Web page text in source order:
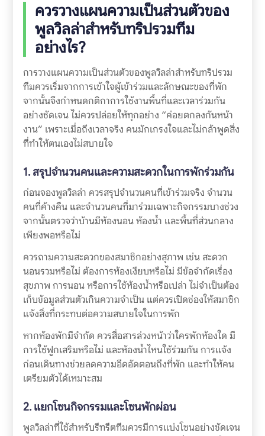
ควรวางแผนความเป็นส่วนตัวของ
พูลวิลล่าสำหรับทริปรวมทีม
อย่างไร?
การวางแผนความเป็นส่วนตัวของพูลวิลล่าสำหรับทริปรวม
ทีมควรเริ่มจากการเข้าใจผู้เข้าร่วมและลักษณะของที่พัก
จากนั้นจึงกำหนดกติกาการใช้งานพื้นที่และเวลาร่วมกัน
อย่างชัดเจน ไม่ควรปล่อยให้ทุกอย่าง “ค่อยตกลงกันหน้า
งาน” เพราะเมื่อถึงเวลาจริง คนมักเกรงใจและไม่กล้าพูดสิ่ง
ที่ทำให้ตนเองไม่สบายใจ
1. สรุปจำนวนคนและความสะดวกในการพักร่วมกัน
ก่อนจองพูลวิลล่า ควรสรุปจำนวนคนที่เข้าร่วมจริง จำนวน
คนที่ค้างคืน และจำนวนคนที่มาร่วมเฉพาะกิจกรรมบางช่วง
จากนั้นตรวจว่าบ้านมีห้องนอน ห้องน้ำ และพื้นที่ส่วนกลาง
เพียงพอหรือไม่
ควรถามความสะดวกของสมาชิกอย่างสุภาพ เช่น สะดวก
นอนรวมหรือไม่ ต้องการห้องเงียบหรือไม่ มีข้อจำกัดเรื่อง
สุขภาพ การนอน หรือการใช้ห้องน้ำหรือเปล่า ไม่จำเป็นต้อง
เก็บข้อมูลส่วนตัวเกินความจำเป็น แต่ควรเปิดช่องให้สมาชิก
แจ้งสิ่งที่กระทบต่อความสบายใจในการพัก
หากห้องพักมีจำกัด ควรสื่อสารล่วงหน้าว่าใครพักห้องใด มี
การใช้ฟูกเสริมหรือไม่ และห้องน้ำไหนใช้ร่วมกัน การแจ้ง
ก่อนเดินทางช่วยลดความอึดอัดตอนถึงที่พัก และทำให้คน
เตรียมตัวได้เหมาะสม
2. แยกโซนกิจกรรมและโซนพักผ่อน
พูลวิลล่าที่ใช้สำหรับรีทรีตทีมควรมีการแบ่งโซนอย่างชัดเจน